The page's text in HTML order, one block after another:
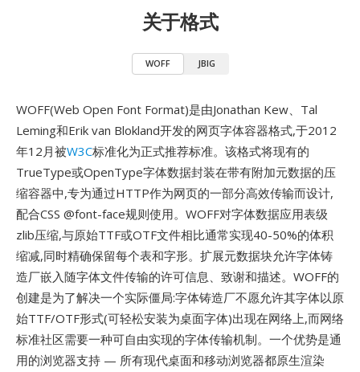
关于格式
WOFF JBIG
WOFF(Web Open Font Format)是由Jonathan Kew、Tal
Leming和Erik van Blokland开发的网页字体容器格式,于2012
年12月被W3C标准化为正式推荐标准。该格式将现有的
TrueType或OpenType字体数据封装在带有附加元数据的压
缩容器中,专为通过HTTP作为网页的一部分高效传输而设计,
配合CSS @font-face规则使用。WOFF对字体数据应用表级
zlib压缩,与原始TTF或OTF文件相比通常实现40-50%的体积
缩减,同时精确保留每个表和字形。扩展元数据块允许字体铸
造厂嵌入随字体文件传输的许可信息、致谢和描述。WOFF的
创建是为了解决一个实际僵局:字体铸造厂不愿允许其字体以原
始TTF/OTF形式(可轻松安装为桌面字体)出现在网络上,而网络
标准社区需要一种可自由实现的字体传输机制。一个优势是通
用的浏览器支持 — 所有现代桌面和移动浏览器都原生渲染